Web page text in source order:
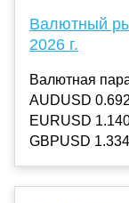
Валютный
2026 г.
Валютная
AUDUSD
EURUSD
GBPUSD